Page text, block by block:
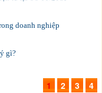
doanh nghiệp
gì?
1 2 3 4